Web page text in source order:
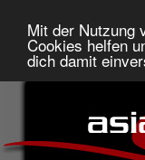
Mit der Nutzung
Cookies helfen
dich damit